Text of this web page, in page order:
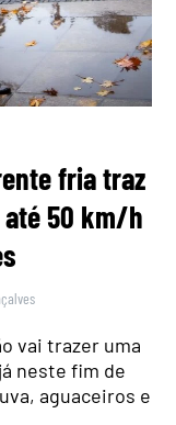
fria traz
50 km/h
vai trazer uma
neste fim de
aguaceiros e